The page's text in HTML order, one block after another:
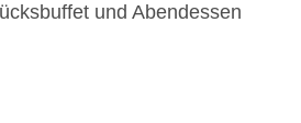
und Abendessen